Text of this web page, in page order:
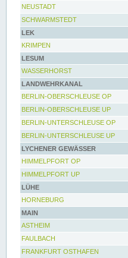
NEUSTADT
SCHWARMSTEDT
LEK
KRIMPEN
LESUM
WASSERHORST
LANDWEHRKANAL
BERLIN-OBERSCHLEUSE OP
BERLIN-OBERSCHLEUSE UP
BERLIN-UNTERSCHLEUSE OP
BERLIN-UNTERSCHLEUSE UP
LYCHENER GEWÄSSER
HIMMELPFORT OP
HIMMELPFORT UP
LÜHE
HORNEBURG
MAIN
ASTHEIM
FAULBACH
FRANKFURT OSTHAFEN